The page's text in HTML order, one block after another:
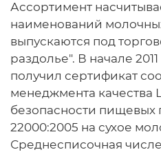
Ассортимент
наименований
выпускаются под
раздолье". В начале
получил сертификат
менеджмента качества
безопасности пищевых
22000:2005 на сухое
Среднесписочная